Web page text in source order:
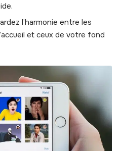
l’harmonie entre les
et ceux de votre fond